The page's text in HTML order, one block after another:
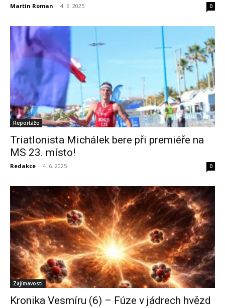
Martin Roman - 4. 6. 2025 0
Reportáže
Triatlonista Michálek bere při premiéře na
MS 23. místo!
Redakce - 4. 6. 2025 0
Zajímavosti
Kronika Vesmíru (6) – Fúze v jádrech hvězd